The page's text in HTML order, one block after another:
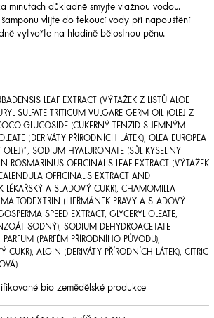
minutách důkladně smyjte vlažnou vodou.
vlijte do tekoucí vody při napouštění
vytvořte na hladině bělostnou pěnu.
LEAF EXTRACT (VÝTAŽEK Z LISTŮ ALOE
SULFATE TRITICUM VULGARE GERM OIL (OLEJ Z
GLUCOSIDE (CUKERNÝ TENZID S JEMNÝM
(DERIVÁTY PŘÍRODNÍCH LÁTEK), OLEA EUROPEA
OLEJ)*, SODIUM HYALURONATE (SŮL KYSELINY
ROSMARINUS OFFICINALIS LEAF EXTRACT (VÝTAŽEK
OFFICINALIS EXTRACT AND
LÉKAŘSKÝ A SLADOVÝ CUKR), CHAMOMILLA
(HEŘMÁNEK PRAVÝ A SLADOVÝ
SPEED EXTRACT, GLYCERYL OLEATE,
SODNÝ), SODIUM DEHYDROACETATE
(PARFÉM PŘÍRODNÍHO PŮVODU),
CUKR), ALGIN (DERIVÁTY PŘÍRODNÍCH LÁTEK), CITRIC
bio zemědělské produkce